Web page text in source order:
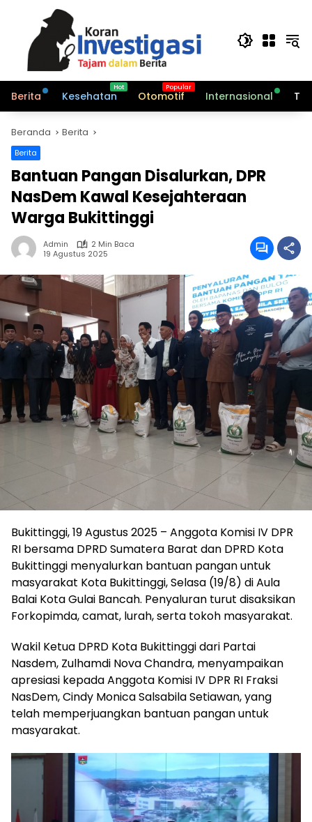
Berita Kesehatan Otomotif Internasional
Beranda Berita
Berita
Bantuan Pangan Disalurkan, DPR
NasDem Kawal Kesejahteraan
Warga Bukittinggi
Admin
2 Min Baca
19 Agustus 2025
Bukittinggi, 19 Agustus 2025 – Anggota Komisi IV DPR
RI bersama DPRD Sumatera Barat dan DPRD Kota
Bukittinggi menyalurkan bantuan pangan untuk
masyarakat Kota Bukittinggi, Selasa (19/8) di Aula
Balai Kota Gulai Bancah. Penyaluran turut disaksikan
Forkopimda, camat, lurah, serta tokoh masyarakat.
Wakil Ketua DPRD Kota Bukittinggi dari Partai
Nasdem, Zulhamdi Nova Chandra, menyampaikan
apresiasi kepada Anggota Komisi IV DPR RI Fraksi
NasDem, Cindy Monica Salsabila Setiawan, yang
telah memperjuangkan bantuan pangan untuk
masyarakat.